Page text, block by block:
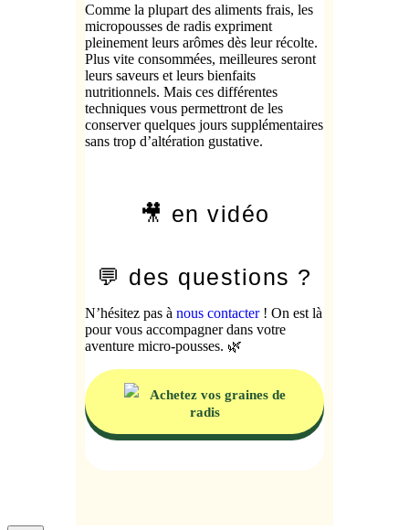
Comme la plupart des aliments frais, les
micropousses de radis expriment
pleinement leurs arômes dès leur récolte.
Plus vite consommées, meilleures seront
leurs saveurs et leurs bienfaits
nutritionnels. Mais ces différentes
techniques vous permettront de les
conserver quelques jours supplémentaires
sans trop d’altération gustative.
🎥 en vidéo
💬 des questions ?
N’hésitez pas à nous contacter! On est là
pour vous accompagner dans votre
aventure micro-pousses. 🌿
Achetez vos graines de
radis